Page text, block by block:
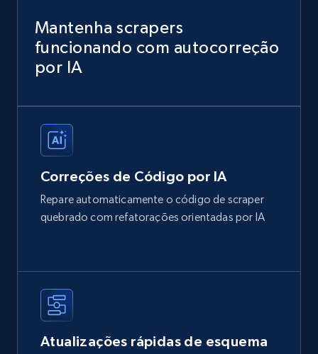
Mantenha scrapers
funcionando com autocorreção
por IA
Correções de Código por IA
Repare automaticamente o código de scraper
quebrado com refatorações orientadas por IA
Atualizações rápidas de esquema